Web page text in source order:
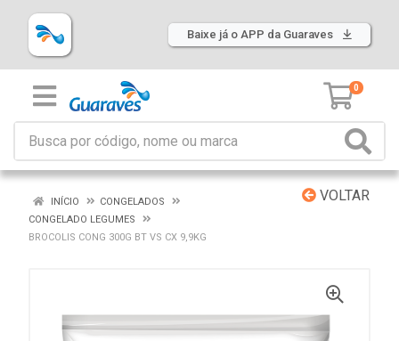
Baixe já o APP da Guaraves
0
VOLTAR
INÍCIO
CONGELADOS
CONGELADO LEGUMES
BROCOLIS CONG 300G BT VS CX 9,9KG